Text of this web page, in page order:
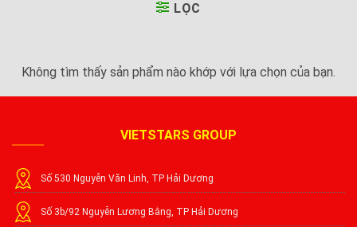
LỌC
Không tìm thấy sản phẩm nào khớp với lựa chọn của bạn.
VIETSTARS GROUP
Số 530 Nguyễn Văn Linh, TP Hải Dương
Số 3b/92 Nguyễn Lương Bằng, TP Hải Dương